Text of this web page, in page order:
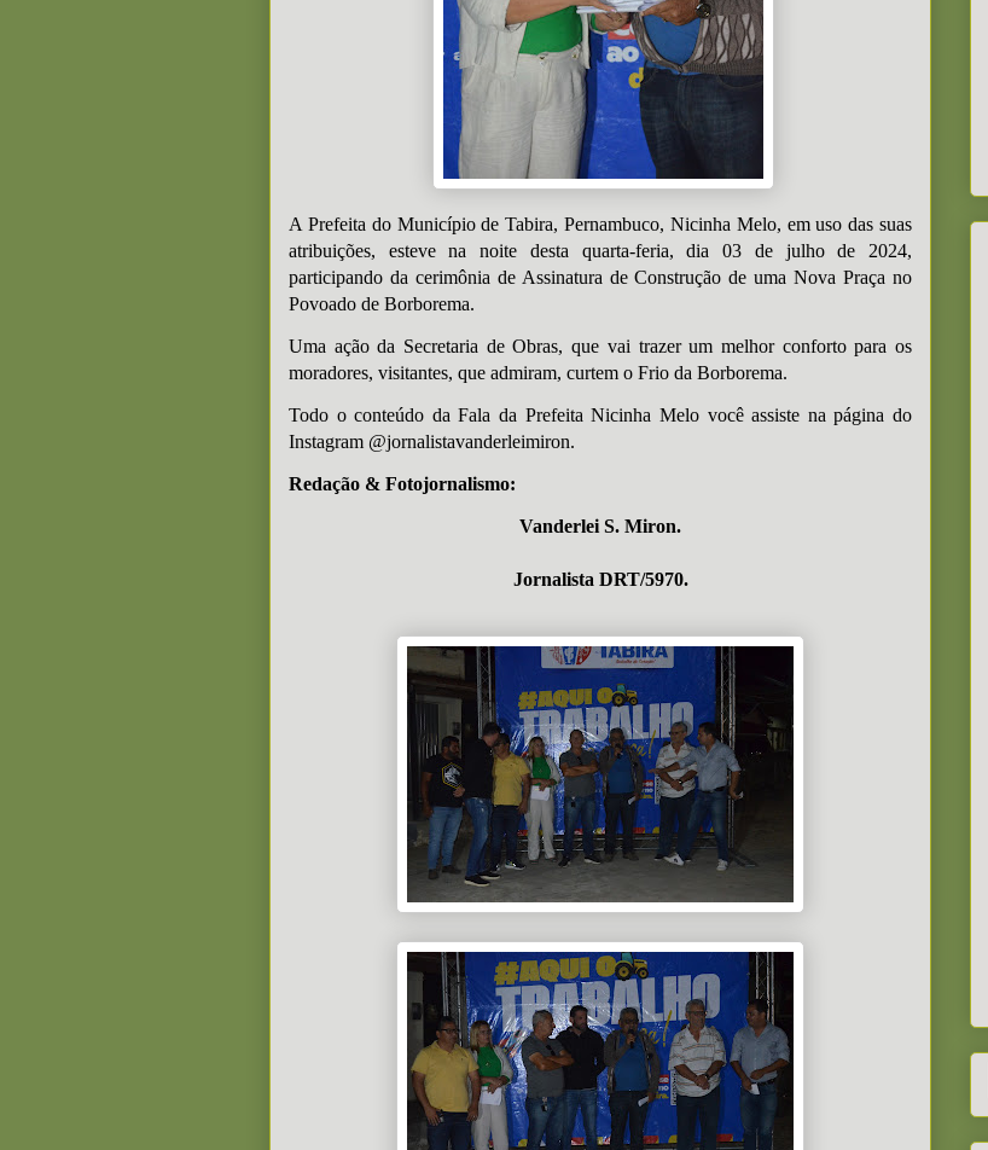
A Prefeita do Município de Tabira, Pernambuco, Nicinha Melo, em uso das suas
atribuições, esteve na noite desta quarta-feria, dia 03 de julho de 2024,
participando da cerimônia de Assinatura de Construção de uma Nova Praça no
Povoado de Borborema.
Uma ação da Secretaria de Obras, que vai trazer um melhor conforto para os
moradores, visitantes, que admiram, curtem o Frio da Borborema.
Todo o conteúdo da Fala da Prefeita Nicinha Melo você assiste na página do
Instagram @jornalistavanderleimiron.
Redação & Fotojornalismo:
Vanderlei S. Miron.
Jornalista DRT/5970.